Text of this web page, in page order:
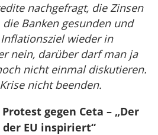
nachgefragt, die Zinsen
Banken gesunden und
wieder in
nein, darüber darf man ja
nicht einmal diskutieren.
nicht beenden.
gegen Ceta – „Der
EU inspiriert“